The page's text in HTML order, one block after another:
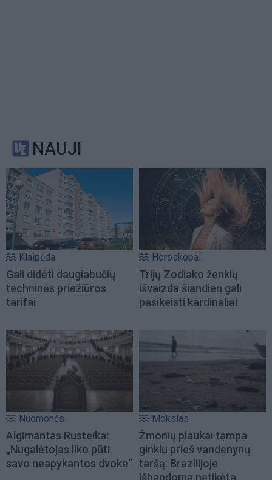
NAUJI
Klaipėda
Gali didėti daugiabučių
techninės priežiūros
tarifai
Horoskopai
Trijų Zodiako ženklų
išvaizda šiandien gali
pasikeisti kardinaliai
Nuomonės
Algimantas Rusteika:
„Nugalėtojas liko pūti
savo neapykantos dvoke“
Mokslas
Žmonių plaukai tampa
ginklu prieš vandenynų
taršą: Brazilijoje
išbandoma netikėta